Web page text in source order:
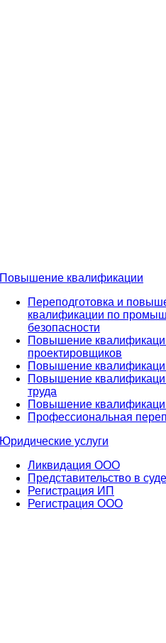
Повышение квалификации
Переподготовка и
квалификации по
безопасности
Повышение
проектировщиков
Повышение
Повышение
труда
Повышение
Профессиональная
Юридические услуги
Ликвидация ООО
Представительство в суде
Регистрация ИП
Регистрация ООО